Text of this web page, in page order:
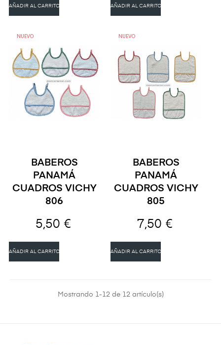
AÑADIR AL CARRITO AÑADIR AL CARRITO
NUEVO
BABEROS
PANAMÁ
CUADROS VICHY
806
5,50 €
AÑADIR AL CARRITO
NUEVO
BABEROS
PANAMÁ
CUADROS VICHY
805
7,50 €
AÑADIR AL CARRITO
Mostrando 1-12 de 12 artículo(s)